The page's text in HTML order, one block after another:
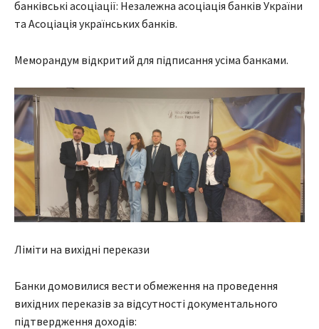
банківські асоціації: Незалежна асоціація банків України
та Асоціація українських банків.
Меморандум відкритий для підписання усіма банками.
Ліміти на вихідні перекази
Банки домовилися вести обмеження на проведення
вихідних переказів за відсутності документального
підтвердження доходів: